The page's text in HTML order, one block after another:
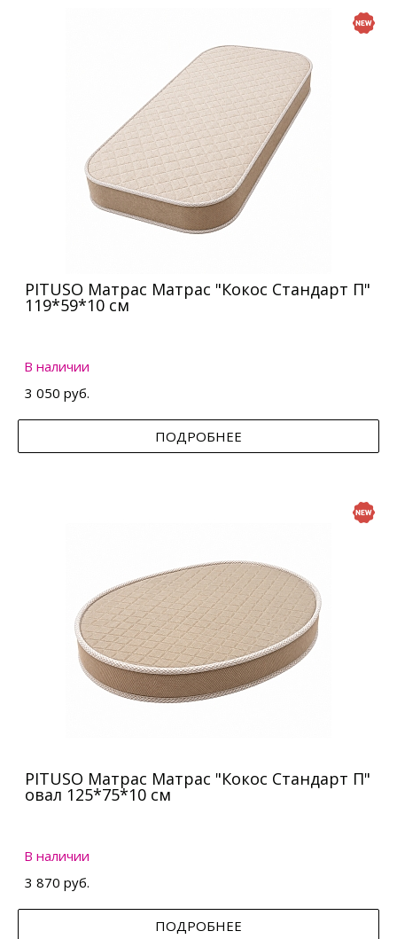
PITUSO Матрас Матрас "Кокос Стандарт П"
119*59*10 см
В наличии
3 050 руб.
ПОДРОБНЕЕ
PITUSO Матрас Матрас "Кокос Стандарт П"
овал 125*75*10 см
В наличии
3 870 руб.
ПОДРОБНЕЕ